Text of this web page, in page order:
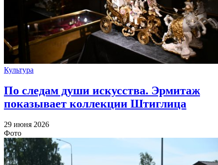
Культура
По следам души искусства. Эрмитаж
показывает коллекции Штиглица
29 июня 2026
Фото